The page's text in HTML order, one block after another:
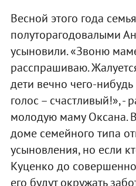
Весной этого года
полуторагодовалыми
усыновили. «Звоню
расспрашиваю.
дети вечно чего-нибудь
голос – счастливый!», -
молодую маму Оксана.
доме семейного типа
усыновления, но если
Куценко до
его будут окружать